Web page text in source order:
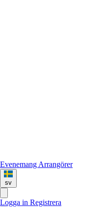
Evenemang Arrangörer
sv
Logga in Registrera